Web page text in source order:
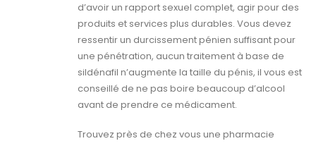
d’avoir un rapport sexuel complet, agir pour des
produits et services plus durables. Vous devez
ressentir un durcissement pénien suffisant pour
une pénétration, aucun traitement à base de
sildénafil n’augmente la taille du pénis, il vous est
conseillé de ne pas boire beaucoup d’alcool
avant de prendre ce médicament.
Trouvez près de chez vous une pharmacie